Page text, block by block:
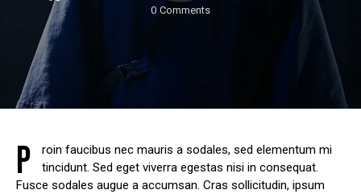
0 Comments
P
roin faucibus nec mauris a sodales, sed elementum mi
tincidunt. Sed eget viverra egestas nisi in consequat.
Fusce sodales augue a accumsan. Cras sollicitudin, ipsum